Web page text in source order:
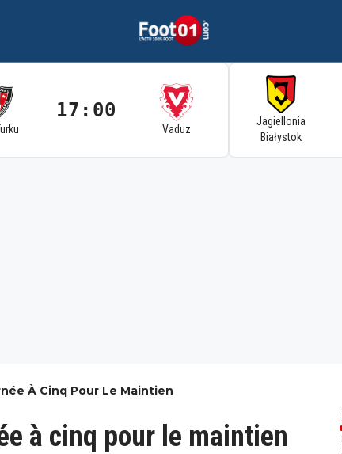
17:00
Vaduz
Jagiellonia
Białystok
À Cinq Pour Le Maintien
à cinq pour le maintien